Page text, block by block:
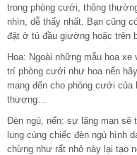
trong phòng cưới, thông
nhìn, dễ thấy nhất. Bạn cũng
đặt ở tủ đầu giường hoặc trên
Hoa: Ngoài những mẫu hoa
trí phòng cưới như hoa nến
mang đến cho phòng cưới của
thương…
Đèn ngủ, nến: sự lãng mạn sẽ
lung cùng chiếc đèn ngủ hình
chừng như rất nhỏ này lại tạo